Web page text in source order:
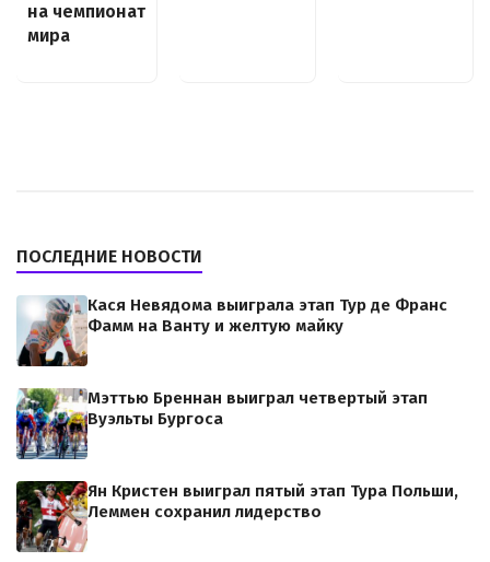
на чемпионат
мира
ПОСЛЕДНИЕ НОВОСТИ
Кася Невядома выиграла этап Тур де Франс
Фамм на Ванту и желтую майку
Мэттью Бреннан выиграл четвертый этап
Вуэльты Бургоса
Ян Кристен выиграл пятый этап Тура Польши,
Леммен сохранил лидерство